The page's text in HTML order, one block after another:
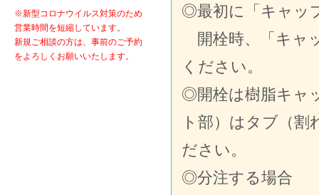
◎最初に「キャッ
開栓時、「キャ
ください。
◎開栓は樹脂キャ
ト部）はタブ（
ださい。
◎分注する場合
※新型コロナウイルス対策のため
営業時間を短縮しています。
新規ご相談の方は、事前のご予約
をよろしくお願いいたします。